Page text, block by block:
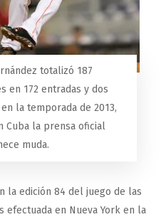
totalizó 187
en 172 entradas y dos
la temporada de 2013,
Cuba la prensa oficial
muda.
la edición 84 del juego de las
efectuada en Nueva York en la